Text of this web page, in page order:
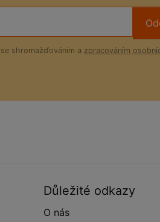
shromažďováním a zpracováním
Důležité odkazy
O nás